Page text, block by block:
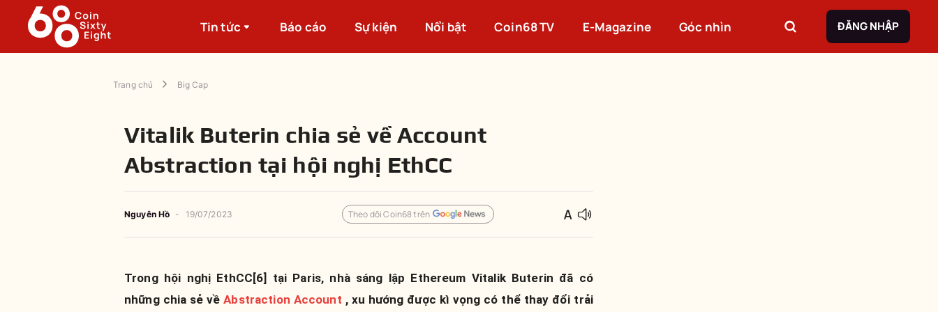
Tin tức Báo cáo Sự kiện Nổi bật Coin68 TV E-Magazine Góc nhìn ĐĂNG NHẬP
Trang chủ Big Cap
Vitalik Buterin chia sẻ về Account
Abstraction tại hội nghị EthCC
Nguyên Hồ - 19/07/2023 Theo dõi Coin68 trên
Trong hội nghị EthCC[6] tại Paris, nhà sáng lập Ethereum Vitalik Buterin đã có
những chia sẻ vềAbstraction Account , xu hướng được kì vọng có thể thay đổi trải